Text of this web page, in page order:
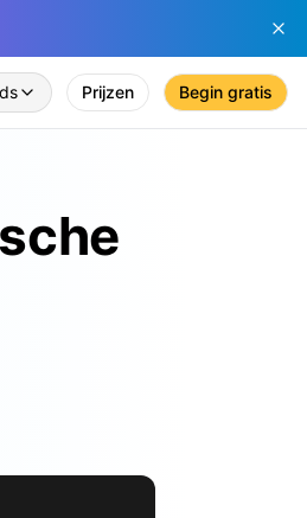
Prijzen Begin gratis